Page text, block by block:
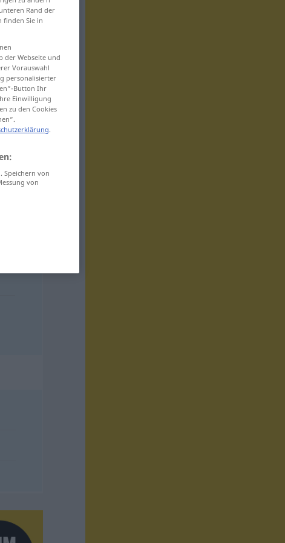
Rand der
finden Sie in
der Webseite und
Vorauswahl
personalisierter
Button Ihr
Einwilligung
zu den Cookies
.
Speichern von
von